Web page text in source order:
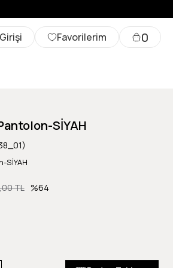
Favorilerim 0
SİYAH
SİYAH
TL 64